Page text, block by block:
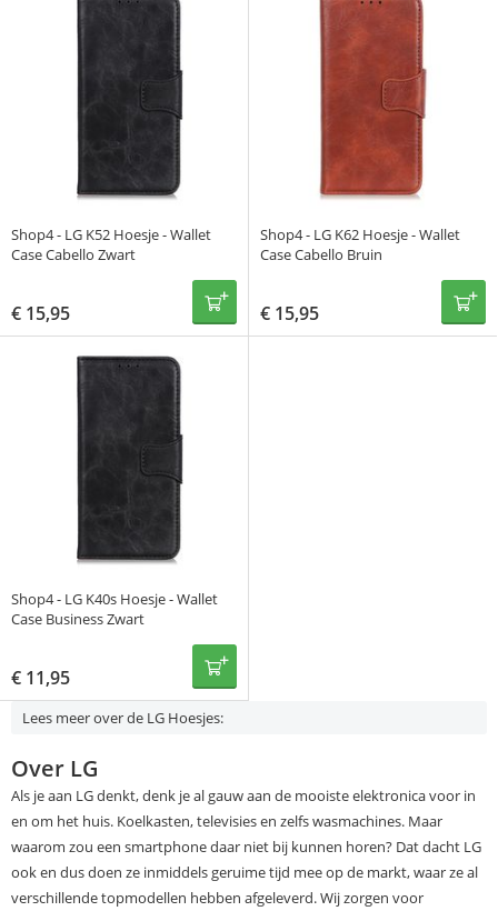
Shop4 - LG K52 Hoesje - Wallet
Case Cabello Zwart
€ 15,95
Shop4 - LG K62 Hoesje - Wallet
Case Cabello Bruin
€ 15,95
Shop4 - LG K40s Hoesje - Wallet
Case Business Zwart
€ 11,95
Lees meer over de LG Hoesjes:
Over LG
Als je aan LG denkt, denk je al gauw aan de mooiste elektronica voor in
en om het huis. Koelkasten, televisies en zelfs wasmachines. Maar
waarom zou een smartphone daar niet bij kunnen horen? Dat dacht LG
ook en dus doen ze inmiddels geruime tijd mee op de markt, waar ze al
verschillende topmodellen hebben afgeleverd. Wij zorgen voor